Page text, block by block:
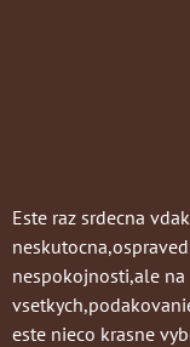
Este raz srdecna
nespokojnosti,ale na
este nieco krasne